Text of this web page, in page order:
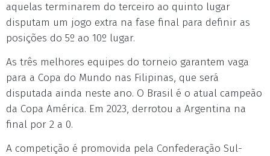
aquelas terminarem do terceiro ao quinto lugar
disputam um jogo extra na fase final para definir as
posições do 5º ao 10º lugar.
As três melhores equipes do torneio garantem vaga
para a Copa do Mundo nas Filipinas, que será
disputada ainda neste ano. O Brasil é o atual campeão
da Copa América. Em 2023, derrotou a Argentina na
final por 2 a 0.
A competição é promovida pela Confederação Sul-